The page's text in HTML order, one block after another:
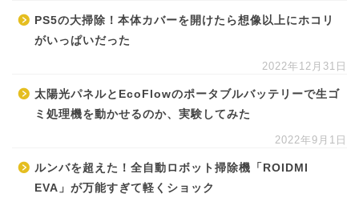
PS5の大掃除！本体カバーを開けたら想像以上にホコリ
がいっぱいだった
2022年12月31日
太陽光パネルとEcoFlowのポータブルバッテリーで生ゴ
ミ処理機を動かせるのか、実験してみた
2022年9月1日
ルンバを超えた！全自動ロボット掃除機「ROIDMI
EVA」が万能すぎて軽くショック